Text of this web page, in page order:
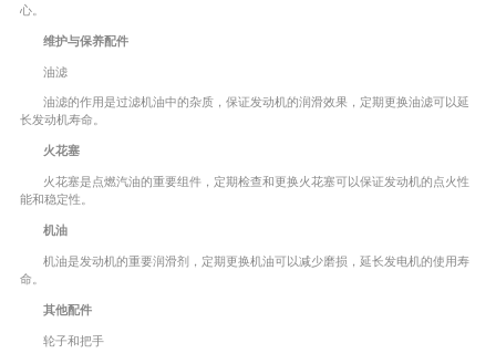
心。
维护与保养配件
油滤
油滤的作用是过滤机油中的杂质，保证发动机的润滑效果，定期更换油滤可以延
长发动机寿命。
火花塞
火花塞是点燃汽油的重要组件，定期检查和更换火花塞可以保证发动机的点火性
能和稳定性。
机油
机油是发动机的重要润滑剂，定期更换机油可以减少磨损，延长发电机的使用寿
命。
其他配件
轮子和把手